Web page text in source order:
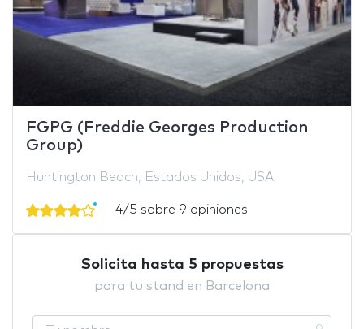
FGPG (Freddie Georges Production
Group)
Huntington Beach, Estados Unidos, USA
4/5 sobre 9 opiniones
Solicita hasta 5 propuestas
para tu stand en Barcelona